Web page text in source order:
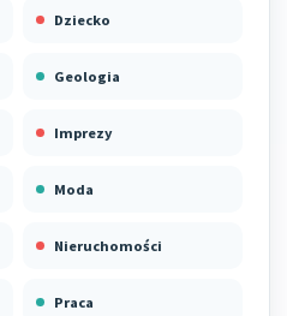
Dziecko
Geologia
Imprezy
Moda
Nieruchomości
Praca